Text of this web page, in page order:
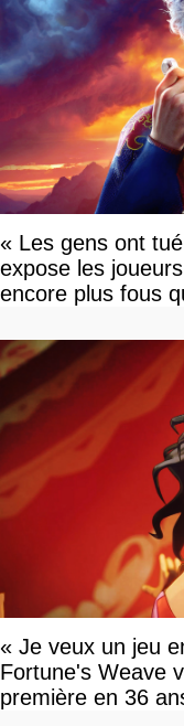
« Les gens ont
expose les
encore plus fous
« Je veux un jeu
Fortune's Weave
première en 36